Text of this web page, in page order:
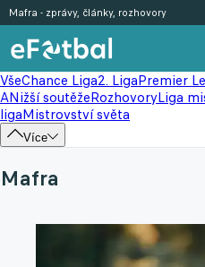
VšeChance Liga2. LigaPremier
ANižší soutěžeRozhovoryLiga
ligaMistrovství světa
Více
Mafra - zprávy, články, rozhovory
Mafra